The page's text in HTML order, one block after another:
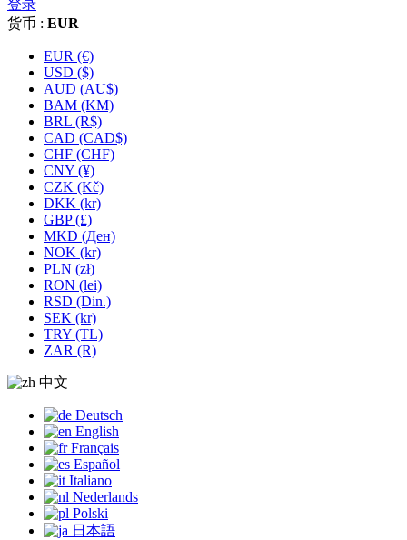
登录
货币 : EUR
EUR (€)
USD ($)
AUD (AU$)
BAM (KM)
BRL (R$)
CAD (CAD$)
CHF (CHF)
CNY (¥)
CZK (Kč)
DKK (kr)
GBP (£)
MKD (Ден)
NOK (kr)
PLN (zł)
RON (lei)
RSD (Din.)
SEK (kr)
TRY (TL)
ZAR (R)
中文
Deutsch
English
Français
Español
Italiano
Nederlands
Polski
日本語